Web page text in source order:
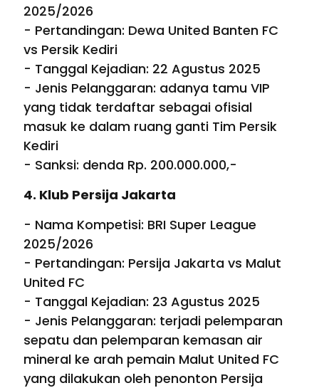
2025/2026
- Pertandingan: Dewa United Banten FC
vs Persik Kediri
- Tanggal Kejadian: 22 Agustus 2025
- Jenis Pelanggaran: adanya tamu VIP
yang tidak terdaftar sebagai ofisial
masuk ke dalam ruang ganti Tim Persik
Kediri
- Sanksi: denda Rp. 200.000.000,-
4. Klub Persija Jakarta
- Nama Kompetisi: BRI Super League
2025/2026
- Pertandingan: Persija Jakarta vs Malut
United FC
- Tanggal Kejadian: 23 Agustus 2025
- Jenis Pelanggaran: terjadi pelemparan
sepatu dan pelemparan kemasan air
mineral ke arah pemain Malut United FC
yang dilakukan oleh penonton Persija